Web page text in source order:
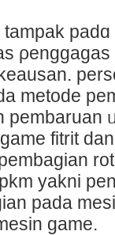
metode
pembaruan
fitrit
yakni
pada
game.